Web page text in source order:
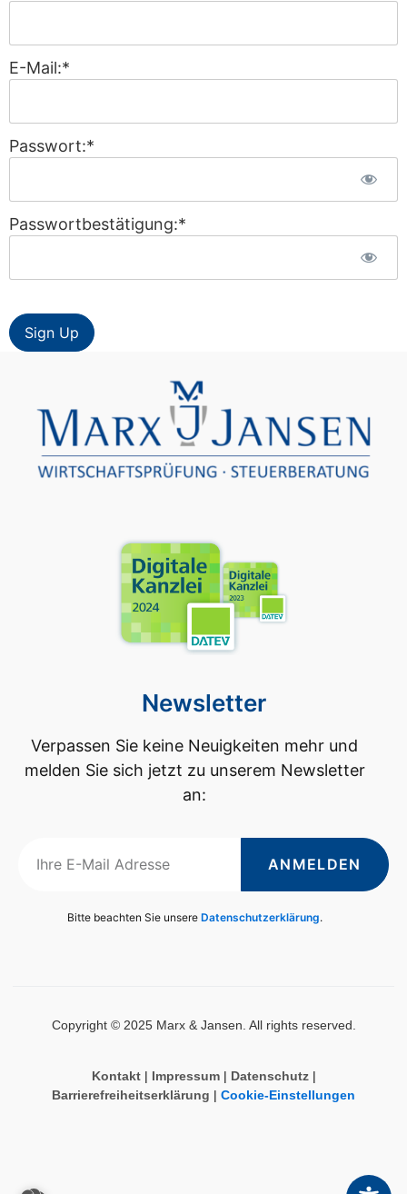
E-Mail:*
Passwort:*
Passwortbestätigung:*
Wert fehlt
Newsletter
Verpassen Sie keine Neuigkeiten mehr und
melden Sie sich jetzt zu unserem Newsletter
an:
ANMELDEN
Bitte beachten Sie unsere Datenschutzerklärung.
Copyright © 2025 Marx & Jansen. All rights reserved.
Kontakt| Impressum| Datenschutz|
Barrierefreiheitserklärung | Cookie-Einstellungen